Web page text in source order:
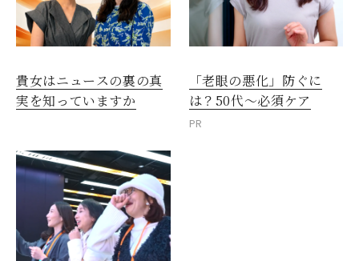
貴女はニュースの裏の真
実を知っていますか
「老眼の悪化」防ぐに
は？50代～必須ケア
PR